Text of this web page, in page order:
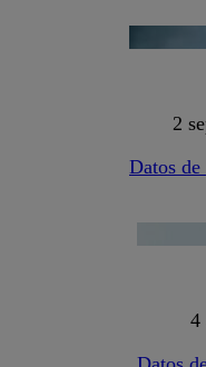
2
Datos de
4